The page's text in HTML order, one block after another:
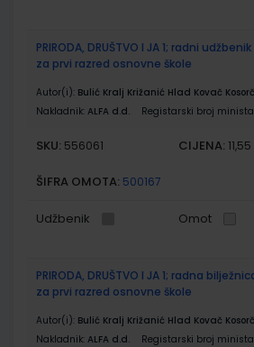
PRIRODA, DRUŠTVO I JA 1; radni
za prvi razred osnovne škole
Autor(i): Bulić Kralj Križanić Hlad Kovač
Nakladnik: ALFA d.d. Registarski broj
SKU: 556061 CIJENA:
ŠIFRA OMOTA: 500167
Udžbenik Omot
PRIRODA, DRUŠTVO I JA 1; radna
za prvi razred osnovne škole
Autor(i): Bulić Kralj Križanić Hlad Kovač
Nakladnik: ALFA d.d. Registarski broj